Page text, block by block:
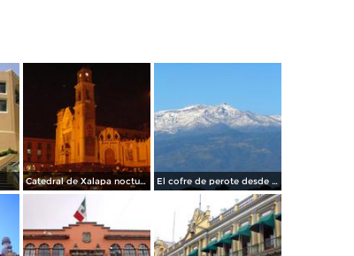
Catedral de Xalapa nocturna El cofre de perote desde el parque juarez de xalapa